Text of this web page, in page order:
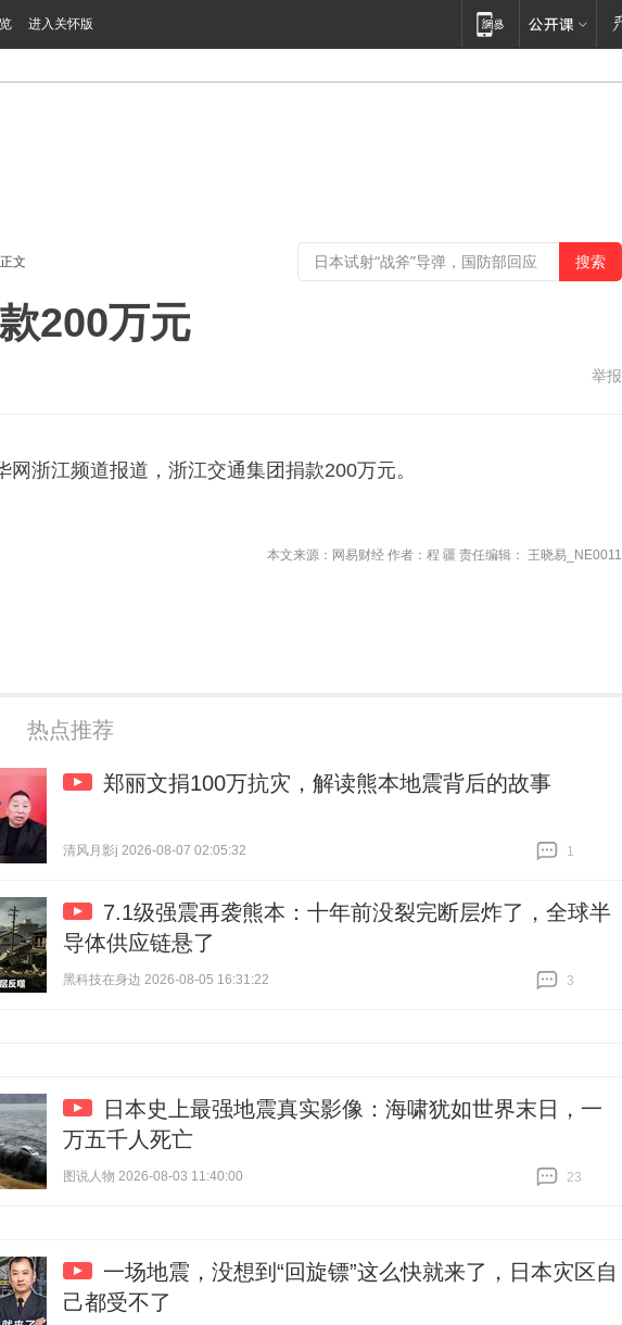
进入关怀版
文
200万元
举报
网浙江频道报道，浙江交通集团捐款200万元。
本文来源：网易财经 作者：程 疆 责任编辑： 王晓易_NE0011
热点推荐
郑丽文捐100万抗灾，解读熊本地震背后的故事
清风月影j 2026-08-07 02:05:32
1
7.1级强震再袭熊本：十年前没裂完断层炸了，全球半
导体供应链悬了
黑科技在身边 2026-08-05 16:31:22
3
日本史上最强地震真实影像：海啸犹如世界末日，一
万五千人死亡
图说人物 2026-08-03 11:40:00
23
一场地震，没想到“回旋镖”这么快就来了，日本灾区自
己都受不了